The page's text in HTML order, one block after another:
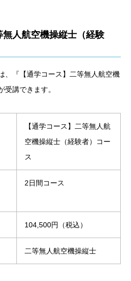
無人航空機操縦士（経験
、『【通学コース】二等無人航空機
受講できます。
【通学コース】二等無人航
空機操縦士（経験者）コー
ス
2日間コース
104,500円（税込）
二等無人航空機操縦士